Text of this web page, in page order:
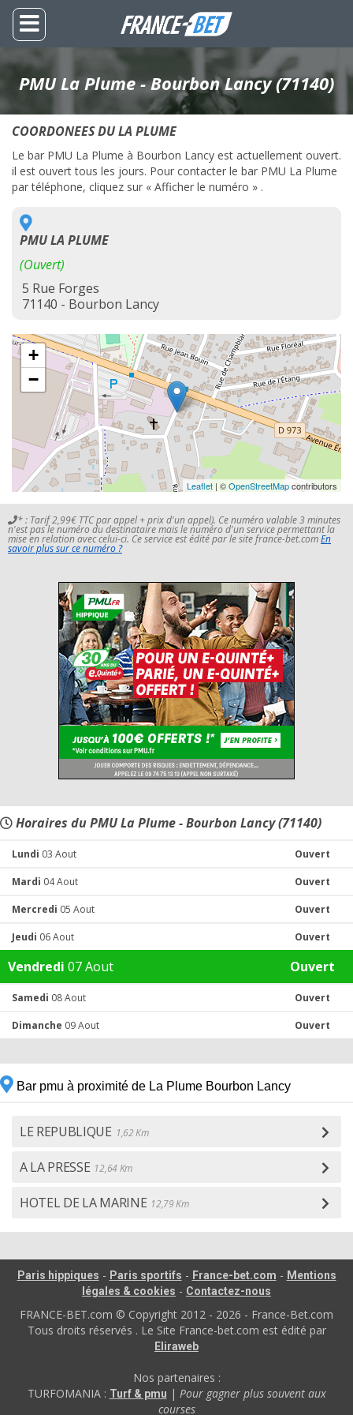
PMU La Plume - Bourbon Lancy (71140)
COORDONEES DU LA PLUME
Le bar PMU La Plume à Bourbon Lancy est actuellement ouvert.
il est ouvert tous les jours. Pour contacter le bar PMU La Plume
par téléphone, cliquez sur « Afficher le numéro » .
PMU LA PLUME
(Ouvert)
5 Rue Forges
71140 - Bourbon Lancy
+
−
Leaflet | ©OpenStreetMapcontributors
* : Tarif 2,99€ TTC par appel + prix d'un appel). Ce numéro valable 3 minutes
n'est pas le numéro du destinataire mais le numéro d'un service permettant la
mise en relation avec celui-ci. Ce service est édité par le site france-bet.comEn
savoir plus sur ce numéro ?
Horaires du PMU La Plume - Bourbon Lancy (71140)
Lundi 03 Aout Ouvert
Mardi 04 Aout Ouvert
Mercredi 05 Aout Ouvert
Jeudi 06 Aout Ouvert
Vendredi 07 Aout Ouvert
Samedi 08 Aout Ouvert
Dimanche 09 Aout Ouvert
Bar pmu à proximité de La Plume Bourbon Lancy
LE REPUBLIQUE 1,62 Km
A LA PRESSE 12,64 Km
HOTEL DE LA MARINE 12,79 Km
Paris hippiques - Paris sportifs - France-bet.com - Mentions
légales & cookies - Contactez-nous
FRANCE-BET.com © Copyright 2012 - 2026 - France-Bet.com
Tous droits réservés . Le Site France-bet.com est édité par
Eliraweb
Nos partenaires :
TURFOMANIA : Turf & pmu | Pour gagner plus souvent aux
courses